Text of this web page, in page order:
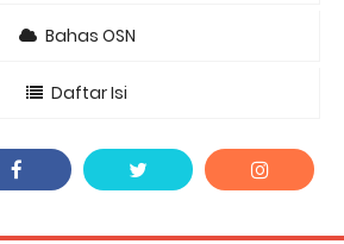
Bahas OSN
Daftar Isi